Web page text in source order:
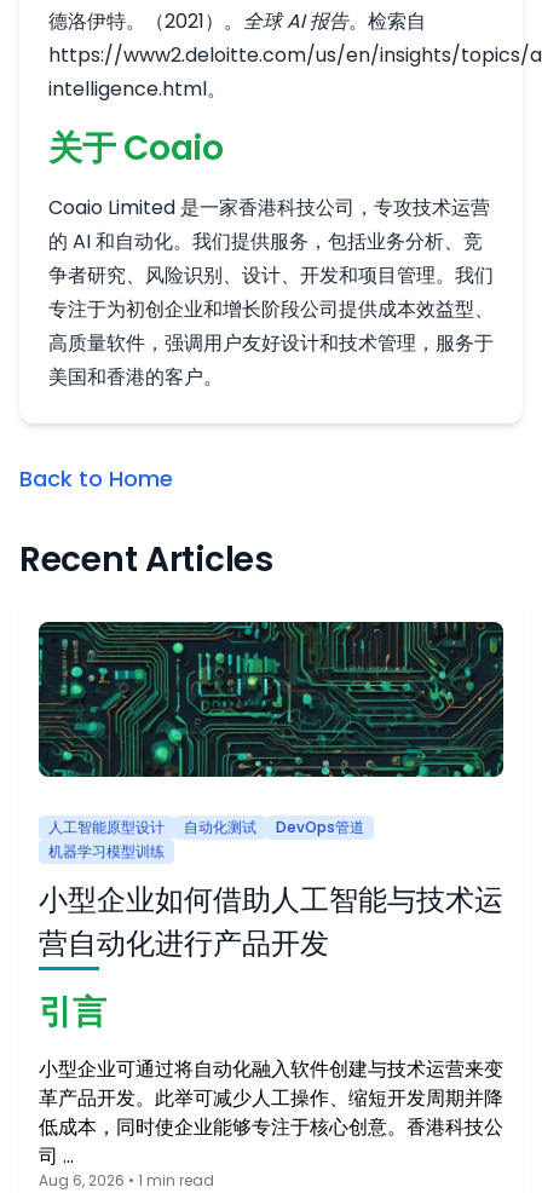
德洛伊特。（2021）。 全球 AI 报告。检索自
https://www2.deloitte.com/us/en/insights/topics/
intelligence.html。
关于 Coaio
Coaio Limited 是一家香港科技公司，专攻技术运营
的 AI 和自动化。我们提供服务，包括业务分析、竞
争者研究、风险识别、设计、开发和项目管理。我们
专注于为初创企业和增长阶段公司提供成本效益型、
高质量软件，强调用户友好设计和技术管理，服务于
美国和香港的客户。
Back to Home
Recent Articles
人工智能原型设计 自动化测试
DevOps管道
机器学习模型训练
小型企业如何借助人工智能与技术运
营自动化进行产品开发
引言
小型企业可通过将自动化融入软件创建与技术运营来变
革产品开发。此举可减少人工操作、缩短开发周期并降
低成本，同时使企业能够专注于核心创意。香港科技公
司 …
Aug 6, 2026 • 1 min read